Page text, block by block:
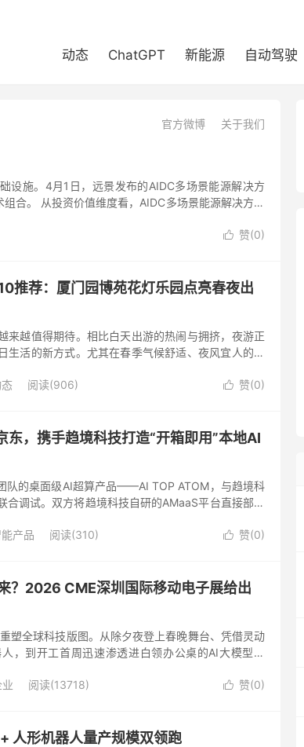
动态 ChatGPT 新能源 自动驾驶
官方微博 关于我们
施。4月1日，远景发布的AIDC多场景能源解决方
合。 从投资价值维度看，AIDC多场景能源解决方案
 赞(0)
推荐：厦门园博苑花灯乐园点亮春夜出
来越值得期待。相比白天出游的热闹与拥挤，夜游正
生活的新方式。尤其在春季气候舒适、夜风宜人的背
 赞(0)
阅读(906)
东，携手趋境科技打造“开箱即用”本地AI
队的桌面级AI超算产品——AI TOP ATOM，与趋境科
合调试。双方将趋境科技自研的AMaaS平台直接部署
 赞(0)
产品 阅读(310)
？2026 CME深圳国际移动电子展给出
塑全球科技版图。从除夕夜登上春晚舞台、凭借灵动
，到开工首周迅速渗透进白领办公桌的AI大模型助
 赞(0)
业 阅读(13718)
人形机器人量产规模双领跑